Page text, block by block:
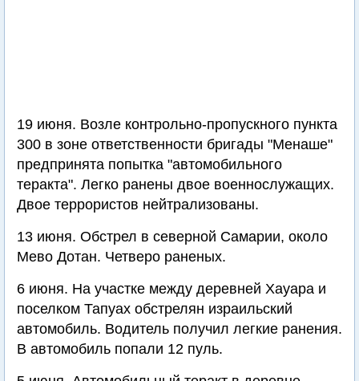
19 июня. Возле контрольно-пропускного пункта
300 в зоне ответственности бригады "Менаше"
предпринята попытка "автомобильного
теракта". Легко ранены двое военнослужащих.
Двое террористов нейтрализованы.
13 июня. Обстрел в северной Самарии, около
Мево Дотан. Четверо раненых.
6 июня. На участке между деревней Хауара и
поселком Тапуах обстрелян израильский
автомобиль. Водитель получил легкие ранения.
В автомобиль попали 12 пуль.